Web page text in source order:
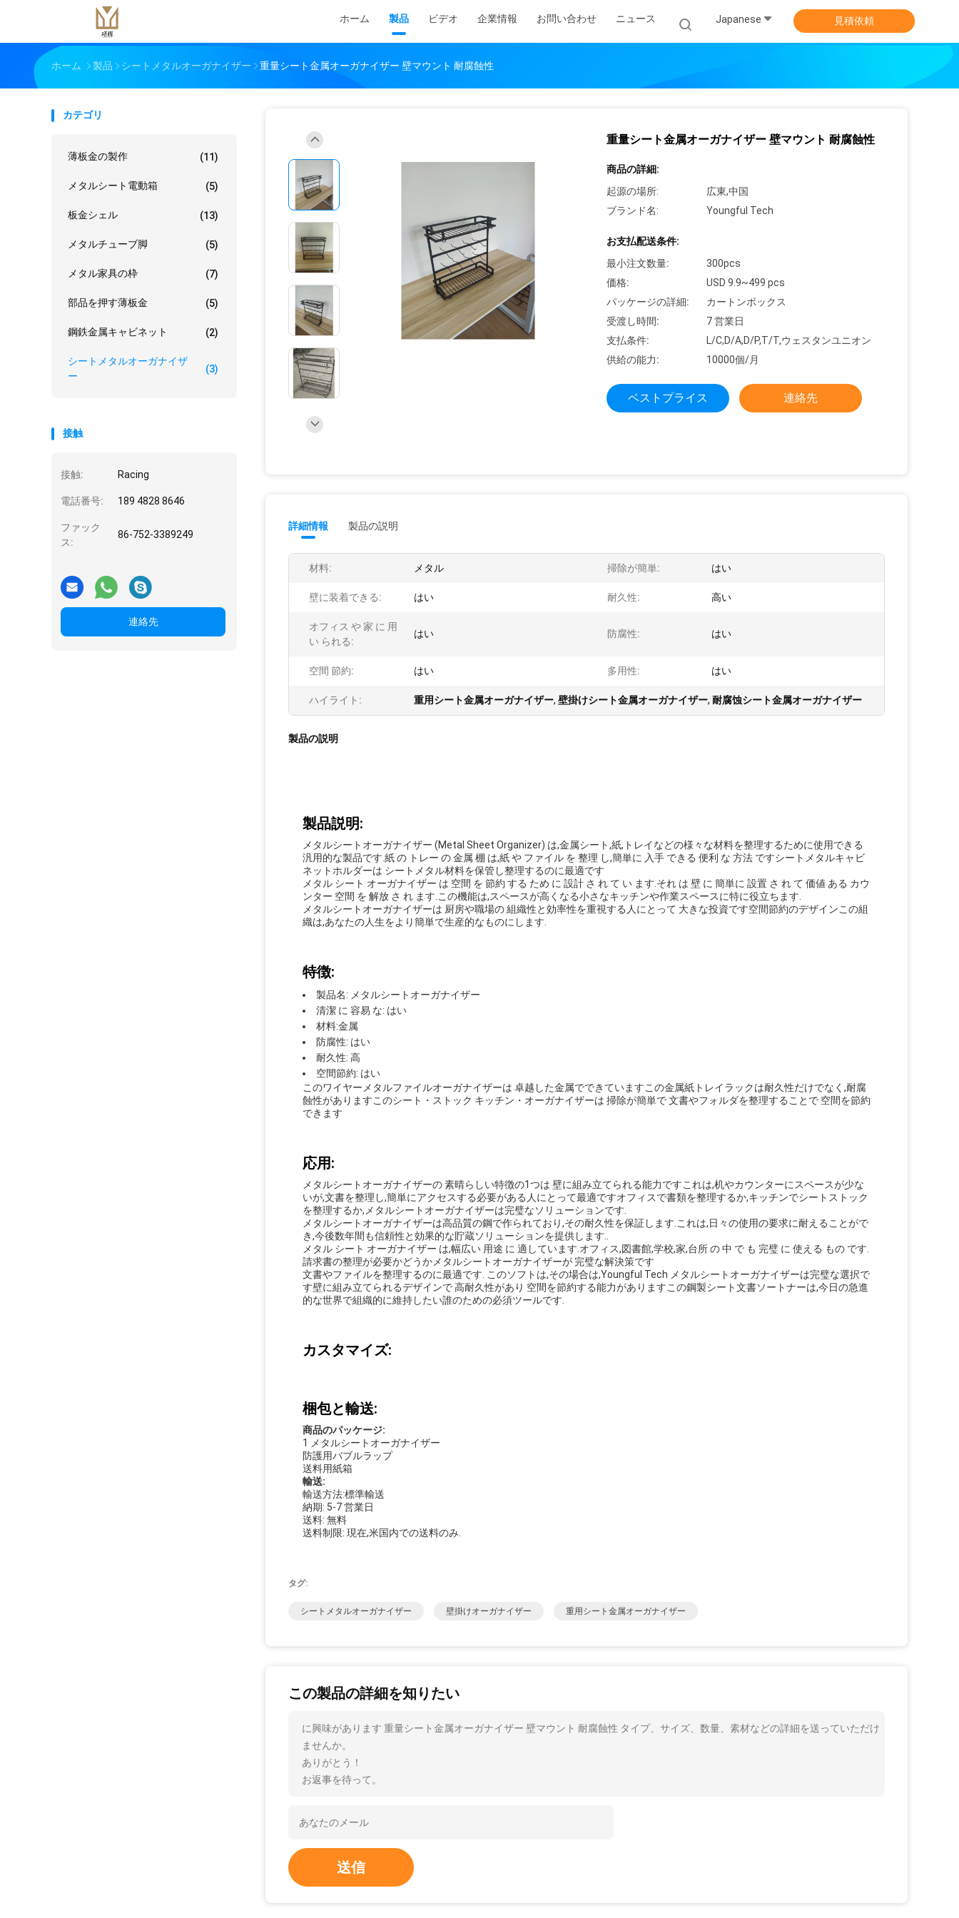
ホーム 製品 ビデオ 企業情報 お問い合わせ ニュース Japanese 見積依頼
ホーム 製品 シートメタルオーガナイザー 重量シート金属オーガナイザー 壁マウント 耐腐蝕性
カテゴリ
薄板金の製作 (11)
メタルシート電動箱 (5)
板金シェル (13)
メタルチューブ脚 (5)
メタル家具の枠 (7)
部品を押す薄板金 (5)
鋼鉄金属キャビネット (2)
シートメタルオーガナイザ
ー
(3)
接触
接触: Racing
電話番号: 189 4828 8646
ファック
ス:
86-752-3389249
連絡先
重量シート金属オーガナイザー 壁マウント 耐腐蝕性
商品の詳細:
起源の場所:
広東,中国
ブランド名:
Youngful Tech
お支払配送条件:
最小注文数量:
300pcs
価格:
USD 9.9~499 pcs
パッケージの詳細:
カートンボックス
受渡し時間:
7 営業日
支払条件:
L/C,D/A,D/P,T/T,ウェスタンユニオン
供給の能力:
10000個/月
ベストプライス 連絡先
詳細情報 製品の説明
材料: メタル 掃除が簡単: はい
壁に装着できる: はい 耐久性: 高い
オフィス や 家 に 用
い られる:
はい 防腐性: はい
空間 節約: はい 多用性: はい
ハイライト: 重用シート金属オーガナイザー, 壁掛けシート金属オーガナイザー, 耐腐蚀シート金属オーガナイザー
製品の説明
製品説明:
メタルシートオーガナイザー (Metal Sheet Organizer) は,金属シート,紙,トレイなどの様々な材料を整理するために使用できる
汎用的な製品です.紙 の トレー の 金属 棚 は,紙 や ファイル を 整理 し,簡単に 入手 できる 便利 な 方法 ですシートメタルキャビ
ネットホルダーは シートメタル材料を保管し整理するのに最適です
メタル シート オーガナイザー は 空間 を 節約 する ため に 設計 さ れ て い ます.それ は 壁 に 簡単に 設置 さ れ て 価値 ある カウ
ンター 空間 を 解放 さ れ ます.この機能は,スペースが高くなる小さなキッチンや作業スペースに特に役立ちます.
メタルシートオーガナイザーは 厨房や職場の 組織性と効率性を重視する人にとって 大きな投資です空間節約のデザインこの組
織は,あなたの人生をより簡単で生産的なものにします.
特徴:
製品名: メタルシートオーガナイザー
清潔 に 容易 な: はい
材料:金属
防腐性: はい
耐久性: 高
空間節約: はい
このワイヤーメタルファイルオーガナイザーは 卓越した金属でできていますこの金属紙トレイラックは耐久性だけでなく,耐腐
蝕性がありますこのシート・ストック キッチン・オーガナイザーは 掃除が簡単で 文書やフォルダを整理することで 空間を節約
できます
応用:
メタルシートオーガナイザーの 素晴らしい特徴の1つは 壁に組み立てられる能力ですこれは,机やカウンターにスペースが少な
いが,文書を整理し,簡単にアクセスする必要がある人にとって最適ですオフィスで書類を整理するか,キッチンでシートストック
を整理するか,メタルシートオーガナイザーは完璧なソリューションです.
メタルシートオーガナイザーは高品質の鋼で作られており,その耐久性を保証します.これは,日々の使用の要求に耐えることがで
き,今後数年間も信頼性と効果的な貯蔵ソリューションを提供します..
メタル シート オーガナイザー は,幅広い 用途 に 適しています.オフィス,図書館,学校,家,台所 の 中 で も 完璧 に 使える もの です.
請求書の整理が必要かどうかメタルシートオーガナイザーが 完璧な解決策です
文書やファイルを整理するのに最適です. このソフトは,その場合は,Youngful Tech メタルシートオーガナイザーは完璧な選択で
す壁に組み立てられるデザインで 高耐久性があり 空間を節約する能力がありますこの鋼製シート文書ソートナーは,今日の急進
的な世界で組織的に維持したい誰のための必須ツールです.
カスタマイズ:
梱包と輸送:
商品のパッケージ:
1 メタルシートオーガナイザー
防護用バブルラップ
送料用紙箱
輸送:
輸送方法:標準輸送
納期: 5-7 営業日
送料: 無料
送料制限: 現在,米国内での送料のみ.
タグ:
シートメタルオーガナイザー 壁掛けオーガナイザー 重用シート金属オーガナイザー
この製品の詳細を知りたい
に興味があります 重量シート金属オーガナイザー 壁マウント 耐腐蝕性 タイプ、サイズ、数量、素材などの詳細を送っていただけ
ませんか。
ありがとう！
お返事を待って。
送信